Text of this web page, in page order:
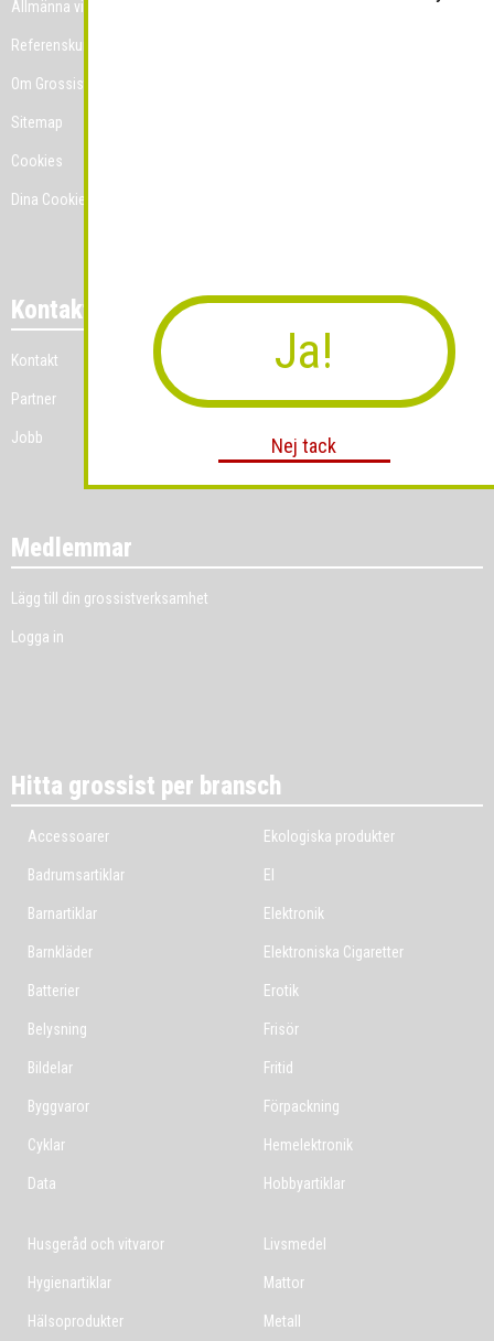
Allmänna villkor
Referenskunder
Om Grossist.se
Sitemap
Cookies
Dina Cookie-prefenser
Kontakt
Kontakt
Partner
Jobb
Medlemmar
Lägg till din grossistverksamhet
Logga in
Hitta grossist per bransch
Accessoarer
Badrumsartiklar
Barnartiklar
Barnkläder
Batterier
Belysning
Bildelar
Byggvaror
Cyklar
Data
Ekologiska produkter
El
Elektronik
Elektroniska Cigaretter
Erotik
Frisör
Fritid
Förpackning
Hemelektronik
Hobbyartiklar
Husgeråd och vitvaror
Hygienartiklar
Hälsoprodukter
Livsmedel
Mattor
Metall
Ja!
Nej tack